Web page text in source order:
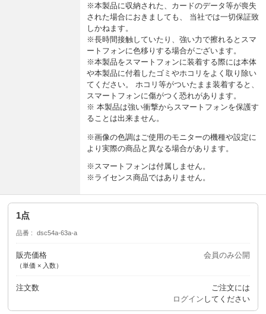
※本製品に収納された、カードのデータ等が喪失
された場合におきましても、 当社では一切保証致
しかねます。
※長時間接触していたり、強い力で擦れるとスマ
ートフォンに色移りする場合がございます。
※本製品をスマートフォンに装着する際には本体
や本製品に付着したゴミやホコリをよく取り除い
てください。 ホコリ等がついたまま装着すると、
スマートフォンに傷がつく恐れがあります。
※ 本製品は強い衝撃からスマートフォンを保護す
ることは出来ません。
※画像の色調はご使用のモニターの機種や設定に
より実際の商品と異なる場合があります。
※スマートフォンは付属しません。
※ライセンス商品ではありません。
1点
品番 dsc54a-63a-a
販売価格
（単価 × 入数）
会員のみ公開
注文数
ご注文には
ログイン してください